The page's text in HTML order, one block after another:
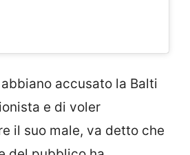
accusato la Balti
e di voler
il suo male, va detto che